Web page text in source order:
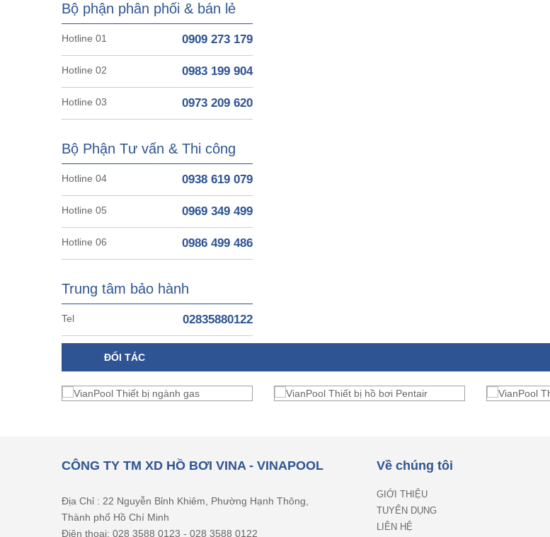
Bộ phận phân phối & bán lẻ
Hotline 01 0909 273 179
Hotline 02 0983 199 904
Hotline 03 0973 209 620
Bộ Phận Tư vấn & Thi công
Hotline 04 0938 619 079
Hotline 05 0969 349 499
Hotline 06 0986 499 486
Trung tâm bảo hành
Tel 02835880122
ĐỐI TÁC
CÔNG TY TM XD HỒ BƠI VINA - VINAPOOL
Địa Chỉ : 22 Nguyễn Bỉnh Khiêm, Phường Hạnh Thông,
Thành phố Hồ Chí Minh
Điện thoại: 028 3588 0123 - 028 3588 0122
Về chúng tôi
GIỚI THIỆU
TUYỂN DỤNG
LIÊN HỆ